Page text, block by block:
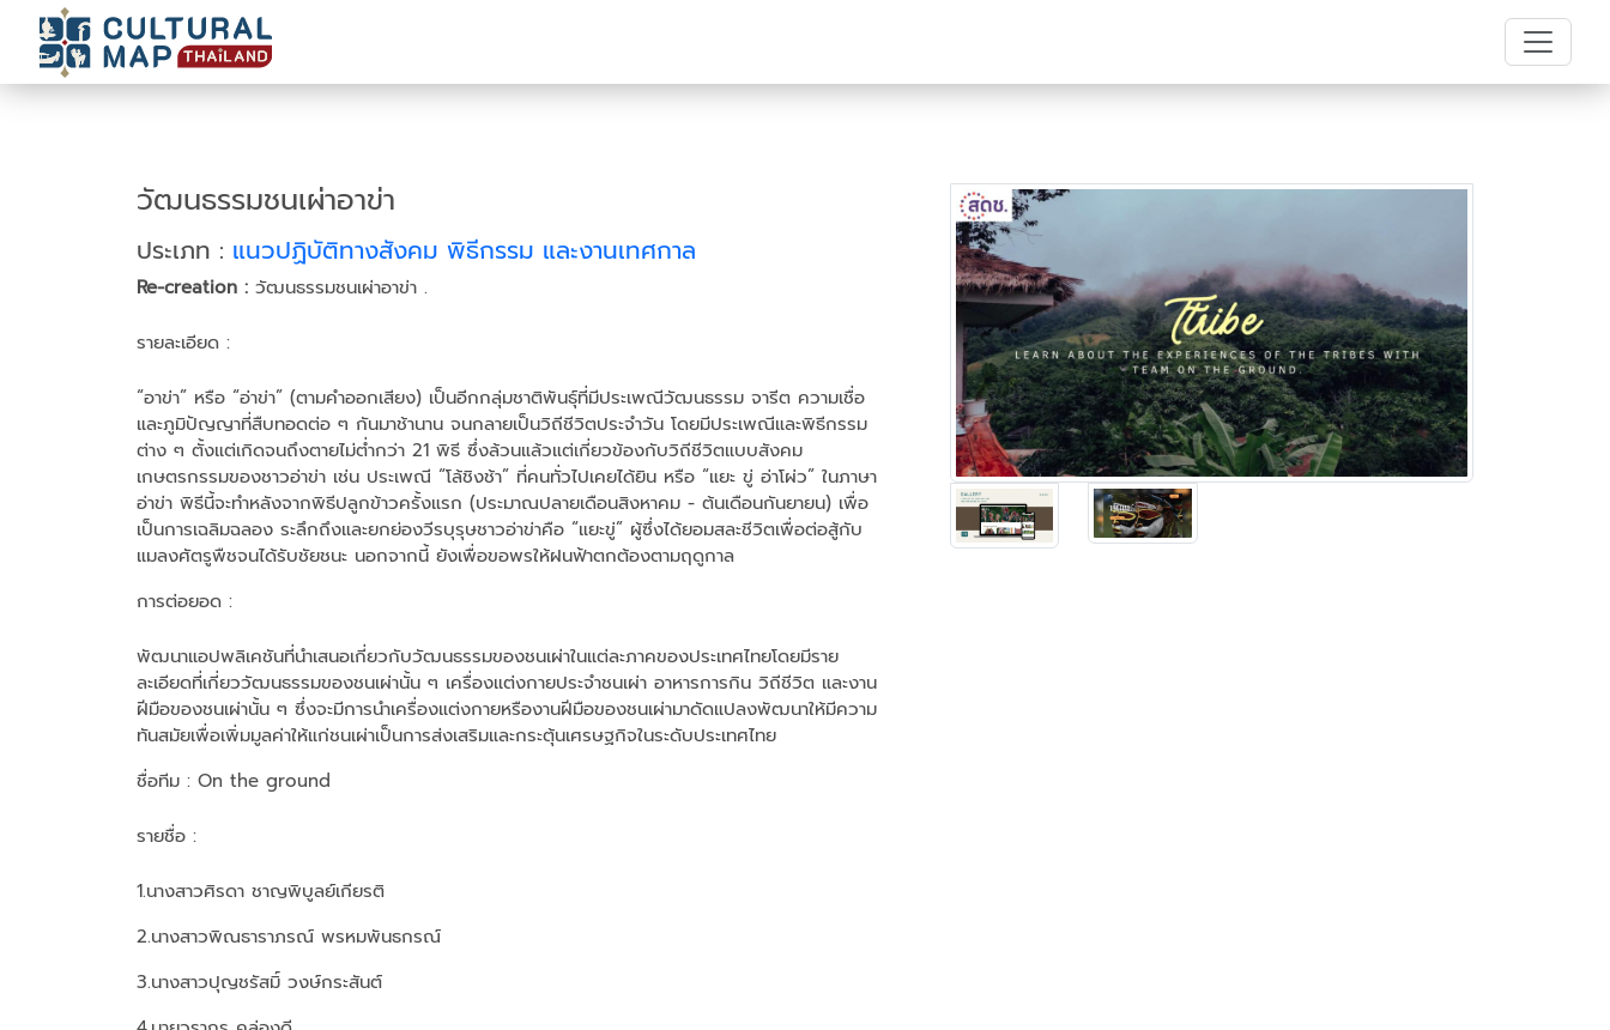
วัฒนธรรมชนเผ่าอาข่า
ประเภท : แนวปฏิบัติทางสังคม พิธีกรรม และงานเทศกาล
Re-creation : วัฒนธรรมชนเผ่าอาข่า .
รายละเอียด :
“อาข่า” หรือ “อ่าข่า” (ตามคำออกเสียง) เป็นอีกกลุ่มชาติพันธุ์ที่มีประเพณีวัฒนธรรม จารีต ความเชื่อ
และภูมิปัญญาที่สืบทอดต่อ ๆ กันมาช้านาน จนกลายเป็นวิถีชีวิตประจำวัน โดยมีประเพณีและพิธีกรรม
ต่าง ๆ ตั้งแต่เกิดจนถึงตายไม่ต่ำกว่า 21 พิธี ซึ่งล้วนแล้วแต่เกี่ยวข้องกับวิถีชีวิตแบบสังคม
เกษตรกรรมของชาวอ่าข่า เช่น ประเพณี “โล้ชิงช้า” ที่คนทั่วไปเคยได้ยิน หรือ “แยะ ขู่ อ่าโผ่ว” ในภาษา
อ่าข่า พิธีนี้จะทำหลังจากพิธีปลูกข้าวครั้งแรก (ประมาณปลายเดือนสิงหาคม - ต้นเดือนกันยายน) เพื่อ
เป็นการเฉลิมฉลอง ระลึกถึงและยกย่องวีรบุรุษชาวอ่าข่าคือ “แยะขู่” ผู้ซึ่งได้ยอมสละชีวิตเพื่อต่อสู้กับ
แมลงศัตรูพืชจนได้รับชัยชนะ นอกจากนี้ ยังเพื่อขอพรให้ฝนฟ้าตกต้องตามฤดูกาล
การต่อยอด :
พัฒนาแอปพลิเคชันที่นำเสนอเกี่ยวกับวัฒนธรรมของชนเผ่าในแต่ละภาคของประเทศไทยโดยมีราย
ละเอียดที่เกี่ยววัฒนธรรมของชนเผ่านั้น ๆ เครื่องแต่งกายประจำชนเผ่า อาหารการกิน วิถีชีวิต และงาน
ฝีมือของชนเผ่านั้น ๆ ซึ่งจะมีการนำเครื่องแต่งกายหรืองานฝีมือของชนเผ่ามาดัดแปลงพัฒนาให้มีความ
ทันสมัยเพื่อเพิ่มมูลค่าให้แก่ชนเผ่าเป็นการส่งเสริมและกระตุ้นเศรษฐกิจในระดับประเทศไทย
ชื่อทีม : On the ground
รายชื่อ :
1.นางสาวศิรดา ชาญพิบูลย์เกียรติ
2.นางสาวพิณธาราภรณ์ พรหมพันธกรณ์
3.นางสาวปุญชรัสมิ์ วงษ์กระสันต์